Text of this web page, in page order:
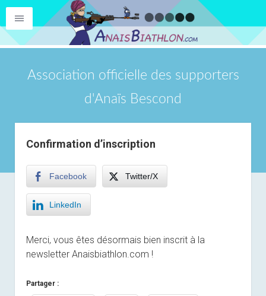
Association officielle des supporters
d'Anaïs Bescond
Confirmation d’inscription
Facebook Twitter/X
LinkedIn
Merci, vous êtes désormais bien inscrit à la
newsletter Anaisbiathlon.com !
Partager :